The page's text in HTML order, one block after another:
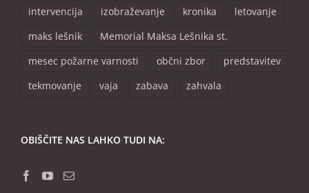
intervencija izobraževanje kronika
letovanje
maks lešnik
Memorial Maksa Lešnika st.
mesec požarne varnosti
občni zbor
predstavitev
tekmovanje
vaja zabava zahvala
OBIŠČITE NAS LAHKO TUDI NA: